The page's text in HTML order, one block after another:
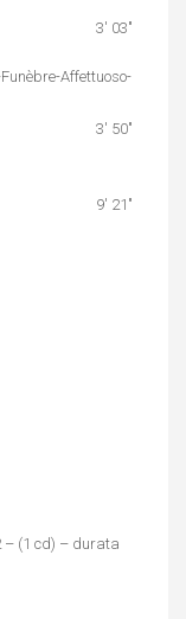
3′ 03″
Affettuoso-
3′ 50″
9′ 21″
– (1 cd) – durata